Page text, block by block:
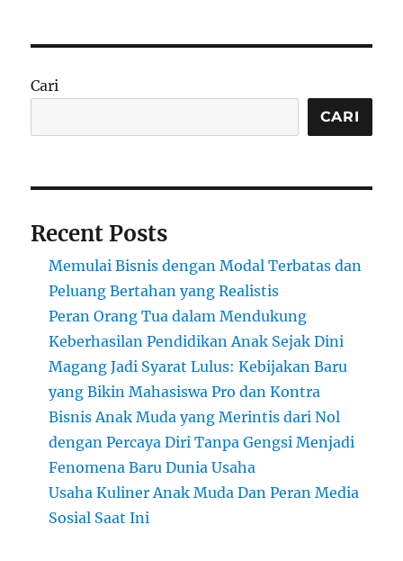
Solusi
dan
Cari
CARI
Recent Posts
Memulai Bisnis dengan Modal Terbatas dan
Peluang Bertahan yang Realistis
Peran Orang Tua dalam Mendukung
Keberhasilan Pendidikan Anak Sejak Dini
Magang Jadi Syarat Lulus: Kebijakan Baru
yang Bikin Mahasiswa Pro dan Kontra
Bisnis Anak Muda yang Merintis dari Nol
dengan Percaya Diri Tanpa Gengsi Menjadi
Fenomena Baru Dunia Usaha
Usaha Kuliner Anak Muda Dan Peran Media
Sosial Saat Ini